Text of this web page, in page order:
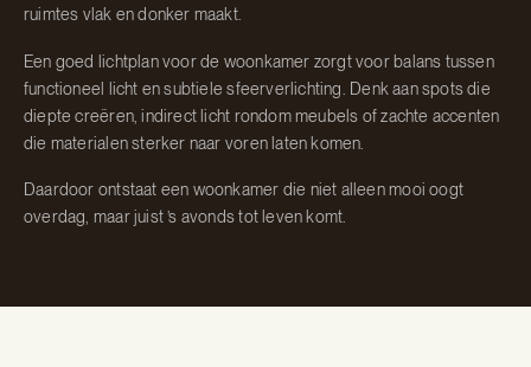
ruimtes vlak en donker maakt.
Een goed lichtplan voor de woonkamer zorgt voor balans tussen
functioneel licht en subtiele sfeerverlichting. Denk aan spots die
diepte creëren, indirect licht rondom meubels of zachte accenten
die materialen sterker naar voren laten komen.
Daardoor ontstaat een woonkamer die niet alleen mooi oogt
overdag, maar juist ’s avonds tot leven komt.